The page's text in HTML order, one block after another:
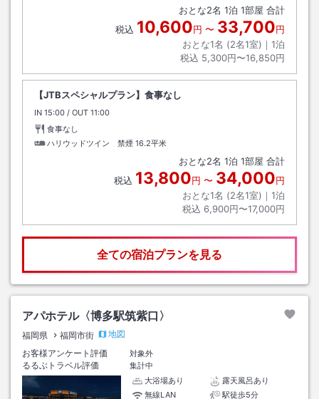
おとな2名 1泊 1部屋 合計
税込 10,600円 〜 33,700円
おとな1名 (2名1室)｜ 1泊
税込 5,300円〜16,850円
【JTBスペシャルプラン】食事なし
IN チェックイン
15:00 / OUT チェックアウト
11:00
食事なし
ハリウッドツイン 禁煙 16.2平米
おとな2名 1泊 1部屋 合計
税込 13,800円 〜 34,000円
おとな1名 (2名1室)｜ 1泊
税込 6,900円〜17,000円
全ての宿泊プランを見る
アパホテル〈博多駅筑紫口〉
福岡県 福岡市街
地図
お客様アンケート評価
対象外
るるぶトラベル評価
集計中
大浴場あり
露天風呂あり
無線LAN
駅徒歩5分